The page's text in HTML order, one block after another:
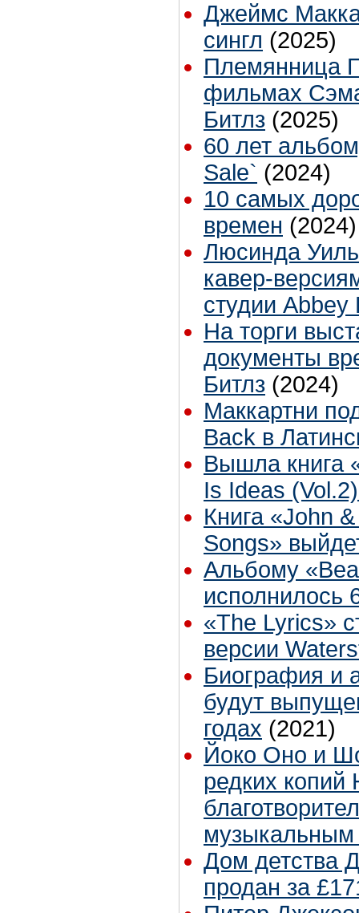
Джеймс
сингл (2025)
Племянница
фильмах
Битлз (2025)
60 лет
Sale` (2024)
10 самых
времен (2024)
Люсинда
кавер-
студии Abbey
На торги
документы
Битлз (2024)
Маккартни
Back в
Вышла книга
Is Ideas
Книга «John
Songs»
Альбому
исполнилось
«The Lyrics»
версии
Биография и
будут
годах (2021)
Йоко Оно и
редких копий
музыкальным
Дом детства
продан за